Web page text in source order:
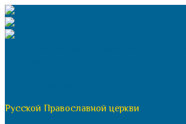
Перейти
к
содержимому
Русской Православной церкви